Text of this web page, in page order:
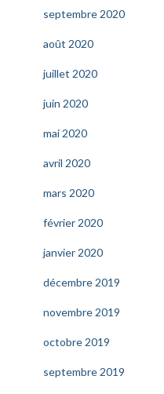
septembre 2020
août 2020
juillet 2020
juin 2020
mai 2020
avril 2020
mars 2020
février 2020
janvier 2020
décembre 2019
novembre 2019
octobre 2019
septembre 2019